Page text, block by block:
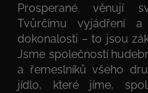
Prosperané věnují
Tvůrčímu vyjádření
dokonalosti – to jsou
Jsme společností
a řemeslníků všeho
jídlo, které jíme,